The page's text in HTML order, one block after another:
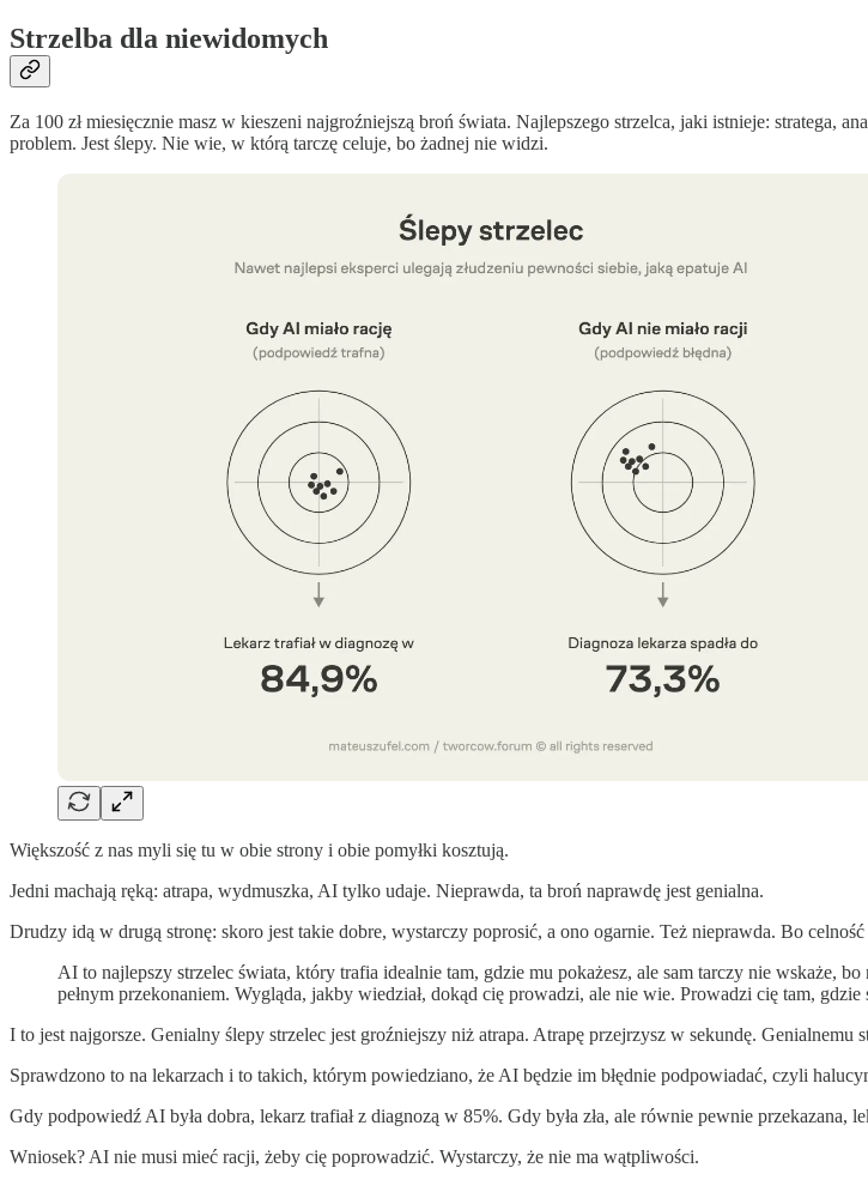
Strzelba dla niewidomych
Za 100 zł miesięcznie masz w kieszeni najgroźniejszą broń świata. Najlepszego strzelca, jaki istnieje: stratega,
problem. Jest ślepy. Nie wie, w którą tarczę celuje, bo żadnej nie widzi.
Większość z nas myli się tu w obie strony i obie pomyłki kosztują.
Jedni machają ręką: atrapa, wydmuszka, AI tylko udaje. Nieprawda, ta broń naprawdę jest genialna.
Drudzy idą w drugą stronę: skoro jest takie dobre, wystarczy poprosić, a ono ogarnie. Też nieprawda. Bo
AI to najlepszy strzelec świata, który trafia idealnie tam, gdzie mu pokażesz, ale sam tarczy nie wskaże,
pełnym przekonaniem. Wygląda, jakby wiedział, dokąd cię prowadzi, ale nie wie. Prowadzi cię tam,
I to jest najgorsze. Genialny ślepy strzelec jest groźniejszy niż atrapa. Atrapę przejrzysz w sekundę. Genialnemu
Sprawdzono to na lekarzach i to takich, którym powiedziano, że AI będzie im błędnie podpowiadać, czyli
Gdy podpowiedź AI była dobra, lekarz trafiał z diagnozą w 85%. Gdy była zła, ale równie pewnie przekazana,
Wniosek? AI nie musi mieć racji, żeby cię poprowadzić. Wystarczy, że nie ma wątpliwości.